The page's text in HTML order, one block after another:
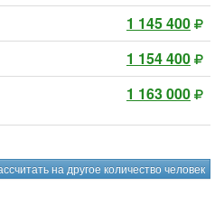
1 145 400
1 154 400
1 163 000
на другое количество человек